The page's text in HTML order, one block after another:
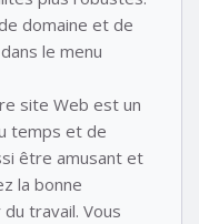
domaine et de
le menu
site Web est un
temps et de
être amusant et
la bonne
travail. Vous